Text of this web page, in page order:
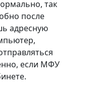
так
после
адресную
если МФУ